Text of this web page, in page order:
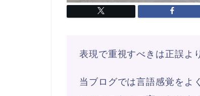
表現で重視すべきは正誤よ
当ブログでは言語感覚をよ